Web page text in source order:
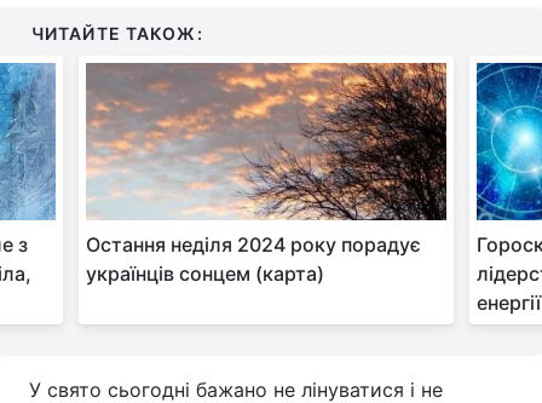
ЧИТАЙТЕ ТАКОЖ:
з
Остання неділя 2024 року порадує
українців сонцем (карта)
енергії
У свято сьогодні бажано не лінуватися і не